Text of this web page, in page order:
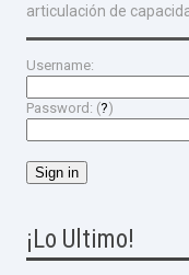
articulación de
Username:
Password: (?)
¡Lo Ultimo!